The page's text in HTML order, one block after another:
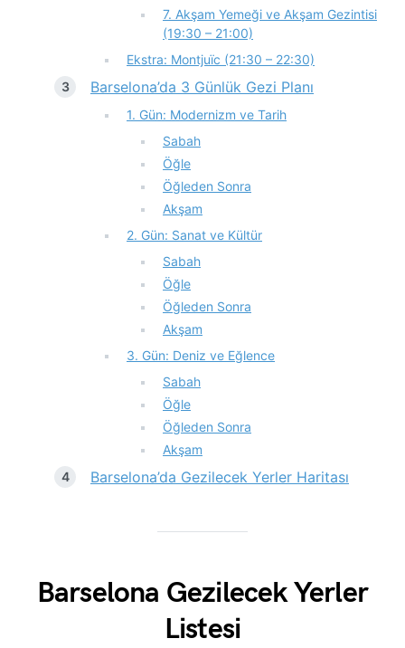
7. Akşam Yemeği ve Akşam Gezintisi
(19:30 – 21:00)
Ekstra: Montjuïc (21:30 – 22:30)
Barselona’da 3 Günlük Gezi Planı
1. Gün: Modernizm ve Tarih
Sabah
Öğle
Öğleden Sonra
Akşam
2. Gün: Sanat ve Kültür
Sabah
Öğle
Öğleden Sonra
Akşam
3. Gün: Deniz ve Eğlence
Sabah
Öğle
Öğleden Sonra
Akşam
Barselona’da Gezilecek Yerler Haritası
Barselona Gezilecek Yerler
Listesi